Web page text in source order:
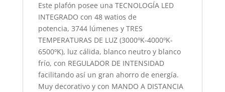
Este plafón posee una TECNOLOGÍA LED
INTEGRADO con 48 watios de
potencia, 3744 lúmenes y TRES
TEMPERATURAS DE LUZ (3000ºK-4000ºK-
6500ºK), luz cálida, blanco neutro y blanco
frío, con REGULADOR DE INTENSIDAD
facilitando así un gran ahorro de energía.
Muy decorativo y con MANDO A DISTANCIA